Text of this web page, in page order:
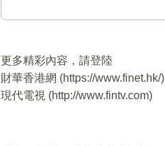
更多精彩內容，請登陸
財華香港網 (https://www.finet.hk/)
現代電視 (http://www.fintv.com)